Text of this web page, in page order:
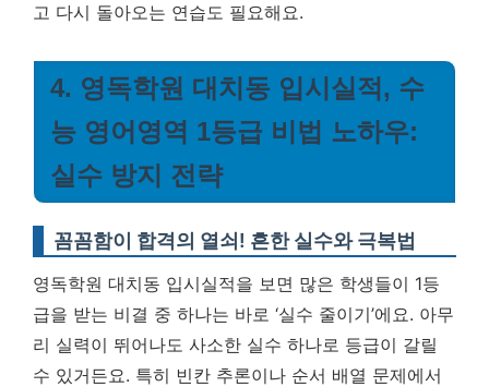
고 다시 돌아오는 연습도 필요해요.
4. 영독학원 대치동 입시실적, 수
능 영어영역 1등급 비법 노하우:
실수 방지 전략
꼼꼼함이 합격의 열쇠! 흔한 실수와 극복법
영독학원 대치동 입시실적을 보면 많은 학생들이 1등
급을 받는 비결 중 하나는 바로 ‘실수 줄이기’에요. 아무
리 실력이 뛰어나도 사소한 실수 하나로 등급이 갈릴
수 있거든요. 특히 빈칸 추론이나 순서 배열 문제에서